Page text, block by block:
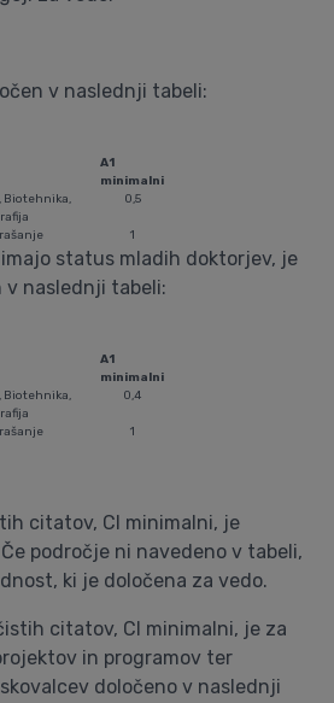
v naslednji tabeli:
A1
minimalni
Biotehnika,
0,5
1
imajo status mladih doktorjev, je
v naslednji tabeli:
A1
minimalni
Biotehnika,
0,4
1
citatov, CI minimalni, je
področje ni navedeno v tabeli,
ki je določena za vedo.
citatov, CI minimalni, je za
in programov ter
določeno v naslednji